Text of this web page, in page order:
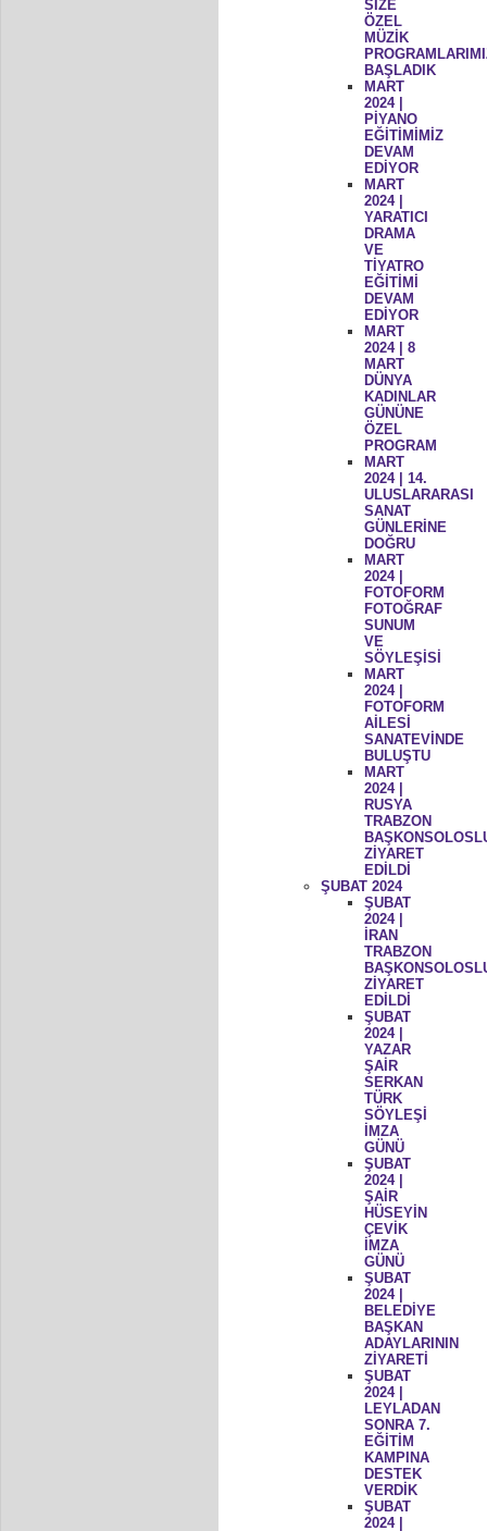
SİZE
ÖZEL
MÜZİK
BAŞLADIK
MART
2024 |
PİYANO
EĞİTİMİMİZ
DEVAM
EDİYOR
MART
2024 |
YARATICI
DRAMA
VE
TİYATRO
EĞİTİMİ
DEVAM
EDİYOR
MART
2024 | 8
MART
DÜNYA
KADINLAR
GÜNÜNE
ÖZEL
PROGRAM
MART
2024 | 14.
ULUSLARARASI
SANAT
GÜNLERİNE
DOĞRU
MART
2024 |
FOTOFORM
FOTOĞRAF
SUNUM
VE
SÖYLEŞİSİ
MART
2024 |
FOTOFORM
AİLESİ
SANATEVİNDE
BULUŞTU
MART
2024 |
RUSYA
TRABZON
ZİYARET
EDİLDİ
ŞUBAT 2024
ŞUBAT
2024 |
İRAN
TRABZON
ZİYARET
EDİLDİ
ŞUBAT
2024 |
YAZAR
ŞAİR
SERKAN
TÜRK
SÖYLEŞİ
İMZA
GÜNÜ
ŞUBAT
2024 |
ŞAİR
HÜSEYİN
ÇEVİK
İMZA
GÜNÜ
ŞUBAT
2024 |
BELEDİYE
BAŞKAN
ADAYLARININ
ZİYARETİ
ŞUBAT
2024 |
LEYLADAN
SONRA 7.
EĞİTİM
KAMPINA
DESTEK
VERDİK
ŞUBAT
2024 |